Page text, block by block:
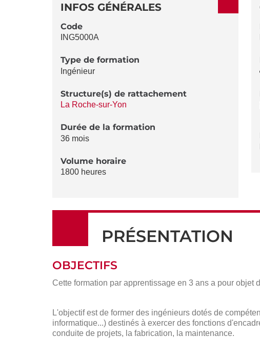
DE
LA
INFOS GÉNÉRALES
Code
ING5000A
Type de formation
Ingénieur
Structure(s) de rattachement
La Roche-sur-Yon
Durée de la formation
36 mois
Volume horaire
1800 heures
PRÉSENTATION
OBJECTIFS
Cette formation par apprentissage en 3 ans a pour
L'objectif est de former des ingénieurs dotés de
informatique...) destinés à exercer des fonctions
conduite de projets, la fabrication, la maintenance.